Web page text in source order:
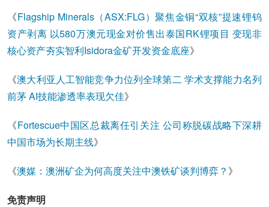
《Flagship Minerals（ASX:FLG）聚焦金铜“双核”提速锂钨
资产剥离 以580万澳元现金对价售出泰国RK锂项目 变现非
核心资产夯实智利Isidora金矿开发资金底座》
《澳大利亚人工智能竞争力位列全球第二 学术支撑能力名列
前茅 AI技能渗透率表现欠佳》
《Fortescue中国区总裁离任引关注 公司称脱碳战略下深耕
中国市场为长期主线》
《澳媒：澳洲矿企为何高度关注中澳铁矿谈判博弈？ 》
免责声明